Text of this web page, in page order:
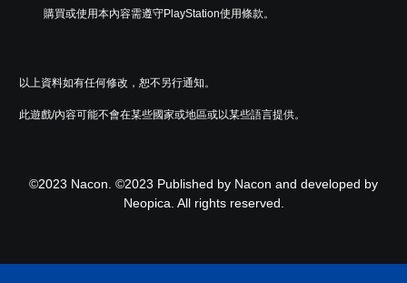
購買或使用本內容需遵守PlayStation使用條款。
以上資料如有任何修改，恕不另行通知。
此遊戲/內容可能不會在某些國家或地區或以某些語言提供。
©2023 Nacon. ©2023 Published by Nacon and developed by
Neopica. All rights reserved.